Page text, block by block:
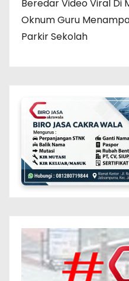
Beredar Video Viral Di
Oknum Guru
Parkir Sekolah